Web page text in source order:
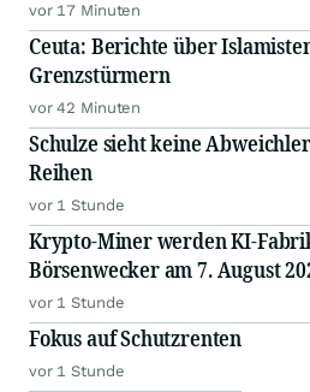
vor 17 Minuten
Ceuta: Berichte über
Grenzstürmern
vor 42 Minuten
Schulze sieht keine
Reihen
vor 1 Stunde
Krypto-Miner werden KI-
Börsenwecker am 7. August
vor 1 Stunde
Fokus auf Schutzrenten
vor 1 Stunde